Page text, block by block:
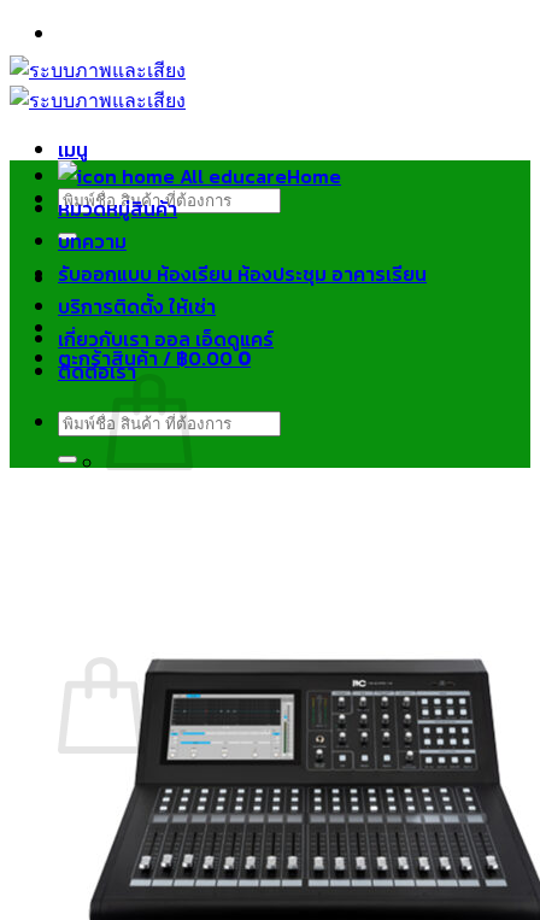
ข้าม
ไป
ยัง
เมนู
ค้นหา:
ตะกร้าสินค้า /฿0.000
ไม่มีสินค้าในตะกร้า
กลับสู่หน้าร้านค้า
Home
หมวดหมู่สินค้า
บทความ
รับออกแบบ ห้องเรียน ห้องประชุม อาคารเรียน
บริการติดตั้ง ให้เช่า
เกี่ยวกับเรา ออล เอ็ดดูแคร์
ติดต่อเรา
ค้นหา: